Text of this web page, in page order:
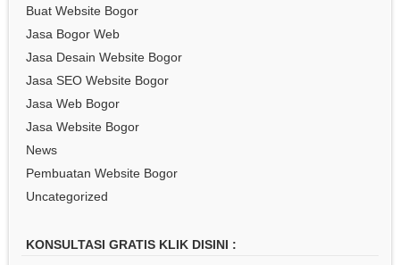
Buat Website Bogor
Jasa Bogor Web
Jasa Desain Website Bogor
Jasa SEO Website Bogor
Jasa Web Bogor
Jasa Website Bogor
News
Pembuatan Website Bogor
Uncategorized
KONSULTASI GRATIS KLIK DISINI :